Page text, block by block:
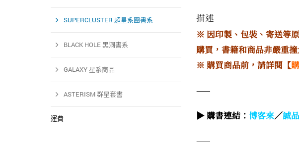
描述
※ 因印製、包裝、寄送等
購買，書籍和商品非嚴重
※ 購買商品前，請詳閱【
——
▶ 購書連結： 博客來／誠
——
SUPERCLUSTER 超星系團書系
BLACK HOLE 黑洞書系
GALAXY 星系商品
ASTERISM 群星套書
運費